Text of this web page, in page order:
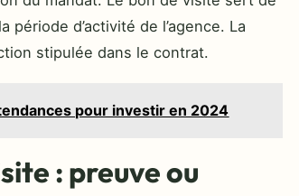
d’activité de l’agence. La
stipulée dans le contrat.
pour investir en 2024
: preuve ou